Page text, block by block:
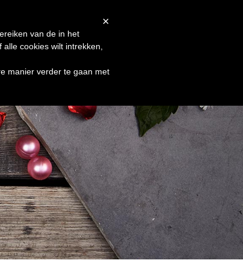
×
van de in het
cookies wilt intrekken,
manier verder te gaan met